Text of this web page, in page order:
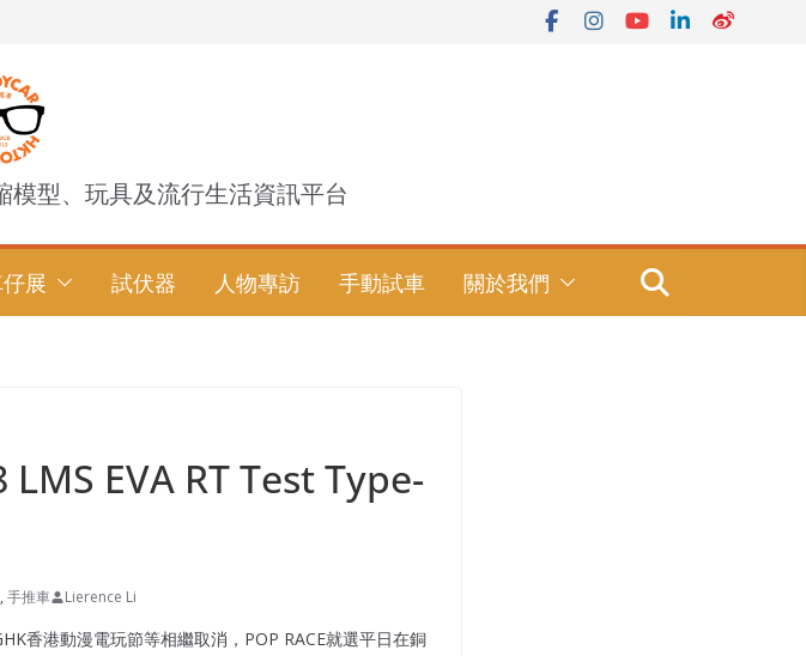
型、玩具及流行生活資訊平台
展 試伏器 人物專訪 手動試車 關於我們
LMS EVA RT Test Type-
, 手推車 Lierence Li
香港動漫電玩節等相繼取消，POP RACE就選平日在銅